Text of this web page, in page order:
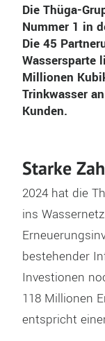
Die Thüga-
Nummer 1 in
Die 45
Wassersparte
Millionen
Trinkwasser
Kunden.
Starke
2024 hat die
ins
bestehender
Investionen
118 Millionen
entspricht